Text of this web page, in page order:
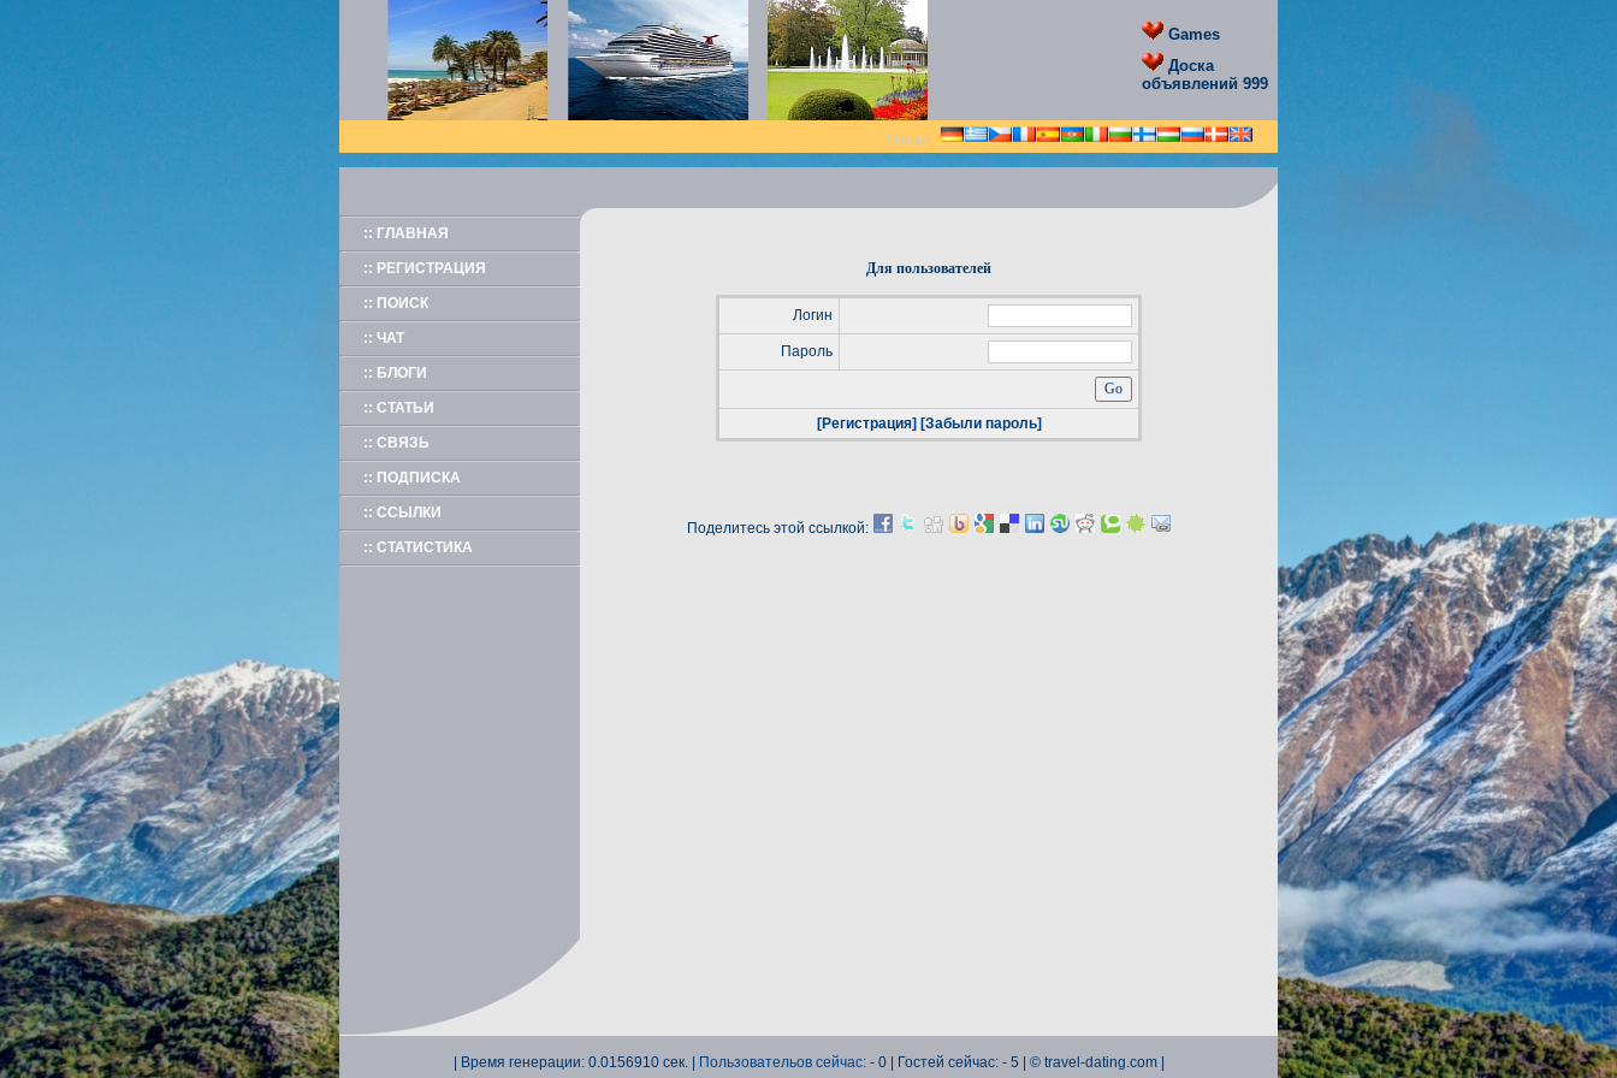
Games
Доска
объявлений 999
Языки :
:: ГЛАВНАЯ
:: РЕГИСТРАЦИЯ
:: ПОИСК
:: ЧАТ
:: БЛОГИ
:: СТАТЬИ
:: СВЯЗЬ
:: ПОДПИСКА
:: ССЫЛКИ
:: СТАТИСТИКА
Для пользователей
Логин
Пароль
[Регистрация] [Забыли пароль]
Поделитесь этой ссылкой:
| Время генерации: 0.0156910 сек. | Пользовательов сейчас: - 0 | Гостей сейчас: - 5 | © travel-dating.com |